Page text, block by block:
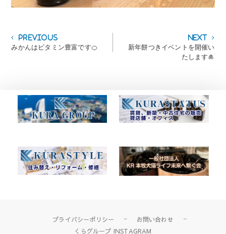
投
稿
シ
ョ
PreviousPrevious
post:
みかんはビタミン豊富です🍊
Next
post:
新年餅つきイベントを開催い
たします🎍
プライバシーポリシー
お問い合わせ
くらグループ INSTAGRAM